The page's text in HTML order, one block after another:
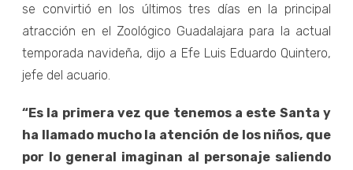
se convirtió en los últimos tres días en la principal
atracción en el Zoológico Guadalajara para la actual
temporada navideña, dijo a Efe Luis Eduardo Quintero,
jefe del acuario.
“Es la primera vez que tenemos a este Santa y
ha llamado mucho la atención de los niños, que
por lo general imaginan al personaje saliendo